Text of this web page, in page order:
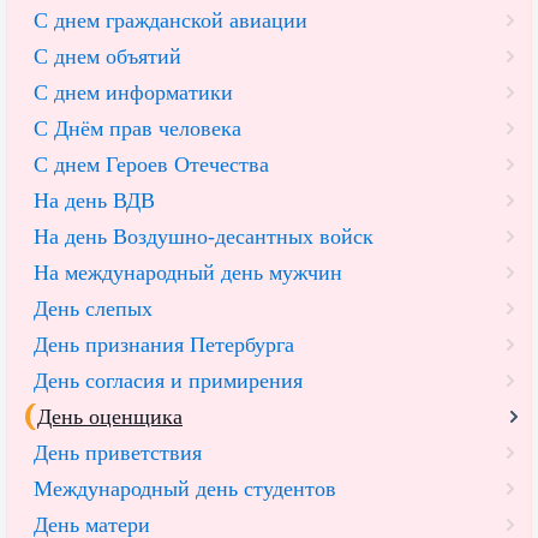
С днем гражданской авиации
С днем объятий
С днем информатики
С Днём прав человека
С днем Героев Отечества
На день ВДВ
На день Воздушно-десантных войск
На международный день мужчин
День слепых
День признания Петербурга
День согласия и примирения
День оценщика
День приветствия
Международный день студентов
День матери